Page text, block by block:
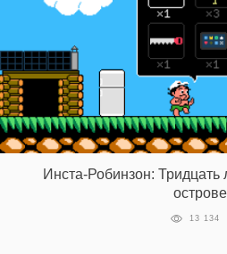
Инста-Робинзон: Тридцать
острове
13 134